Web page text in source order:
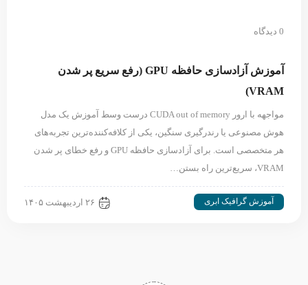
0 دیدگاه
آموزش آزادسازی حافظه GPU (رفع سریع پر شدن
VRAM)
مواجهه با ارور CUDA out of memory درست وسط آموزش یک مدل
هوش مصنوعی یا رندرگیری سنگین، یکی از کلافه‌کننده‌ترین تجربه‌های
هر متخصصی است. برای آزادسازی حافظه GPU و رفع خطای پر شدن
VRAM، سریع‌ترین راه بستن…
آموزش گرافیک ابری ۲۶ اردیبهشت ۱۴۰۵